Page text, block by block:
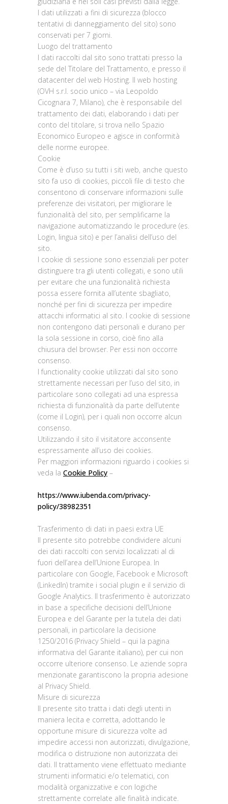
I dati utilizzati a fini di sicurezza (blocco
tentativi di danneggiamento del sito) sono
conservati per 7 giorni.
Luogo del trattamento
I dati raccolti dal sito sono trattati presso la
sede del Titolare del Trattamento, e presso il
datacenter del web Hosting. Il web hosting
(OVH s.r.l. socio unico – via Leopoldo
Cicognara 7, Milano), che è responsabile del
trattamento dei dati, elaborando i dati per
conto del titolare, si trova nello Spazio
Economico Europeo e agisce in conformità
delle norme europee.
Cookie
Come è d’uso su tutti i siti web, anche questo
sito fa uso di cookies, piccoli file di testo che
consentono di conservare informazioni sulle
preferenze dei visitatori, per migliorare le
funzionalità del sito, per semplificarne la
navigazione automatizzando le procedure (es.
Login, lingua sito) e per l’analisi dell’uso del
sito.
I cookie di sessione sono essenziali per poter
distinguere tra gli utenti collegati, e sono utili
per evitare che una funzionalità richiesta
possa essere fornita all’utente sbagliato,
nonché per fini di sicurezza per impedire
attacchi informatici al sito. I cookie di sessione
non contengono dati personali e durano per
la sola sessione in corso, cioè fino alla
chiusura del browser. Per essi non occorre
consenso.
I functionality cookie utilizzati dal sito sono
strettamente necessari per l’uso del sito, in
particolare sono collegati ad una espressa
richiesta di funzionalità da parte dell’utente
(come il Login), per i quali non occorre alcun
consenso.
Utilizzando il sito il visitatore acconsente
espressamente all’uso dei cookies.
Per maggiori informazioni riguardo i cookies si
veda la Cookie Policy –
https://www.iubenda.com/privacy-
policy/38982351
Trasferimento di dati in paesi extra UE
Il presente sito potrebbe condividere alcuni
dei dati raccolti con servizi localizzati al di
fuori dell’area dell’Unione Europea. In
particolare con Google, Facebook e Microsoft
(LinkedIn) tramite i social plugin e il servizio di
Google Analytics. Il trasferimento è autorizzato
in base a specifiche decisioni dell’Unione
Europea e del Garante per la tutela dei dati
personali, in particolare la decisione
1250/2016 (Privacy Shield – qui la pagina
informativa del Garante italiano), per cui non
occorre ulteriore consenso. Le aziende sopra
menzionate garantiscono la propria adesione
al Privacy Shield.
Misure di sicurezza
Il presente sito tratta i dati degli utenti in
maniera lecita e corretta, adottando le
opportune misure di sicurezza volte ad
impedire accessi non autorizzati, divulgazione,
modifica o distruzione non autorizzata dei
dati. Il trattamento viene effettuato mediante
strumenti informatici e/o telematici, con
modalità organizzative e con logiche
strettamente correlate alle finalità indicate.